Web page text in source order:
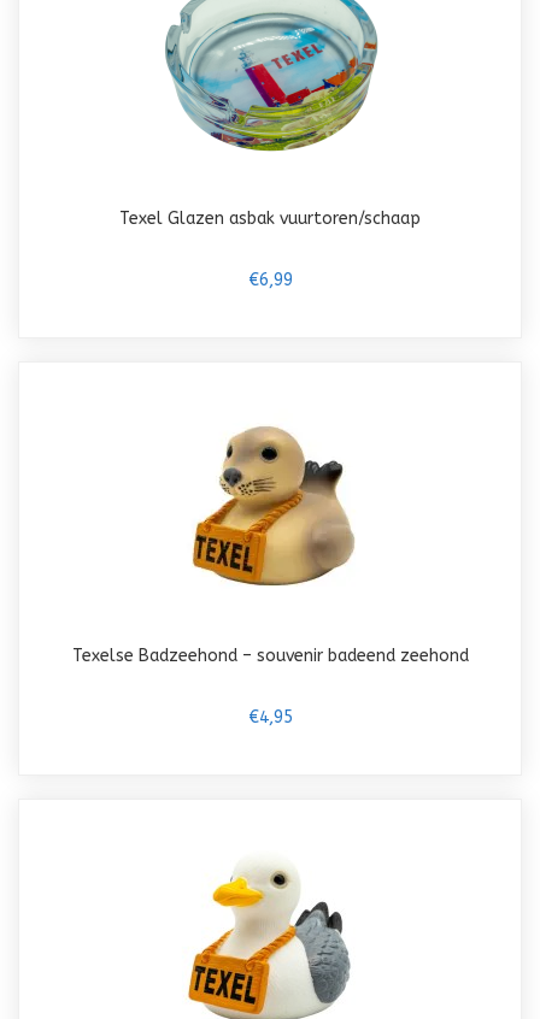
Texel Glazen asbak vuurtoren/schaap
€6,99
Texelse Badzeehond – souvenir badeend zeehond
€4,95